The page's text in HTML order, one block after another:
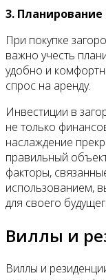
3.
При покупке
важно учесть
удобно и
спрос на аренду.
Инвестиции в
не только
наслаждение
правильный
факторы,
использованием,
для своего
Виллы и
Виллы и